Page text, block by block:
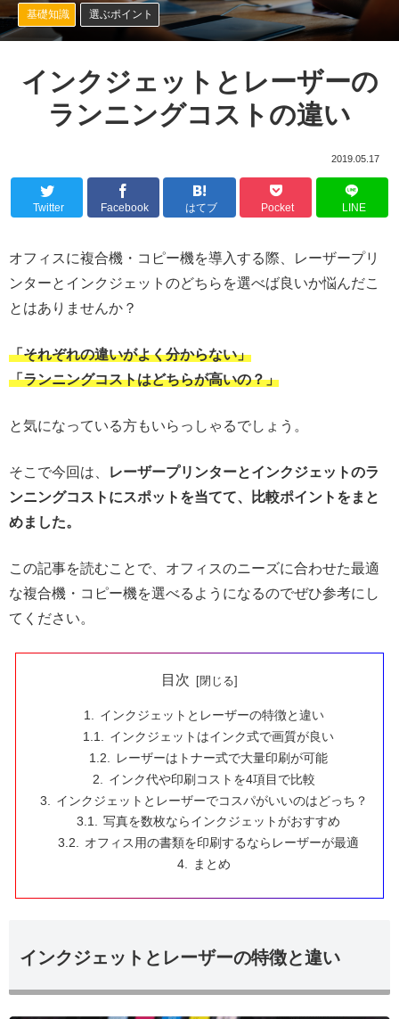
基礎知識 選ぶポイント
インクジェットとレーザーの
ランニングコストの違い
2019.05.17
Twitter Facebook はてブ Pocket LINE
オフィスに複合機・コピー機を導入する際、レーザープリ
ンターとインクジェットのどちらを選べば良いか悩んだこ
とはありませんか？
「それぞれの違いがよく分からない」
「ランニングコストはどちらが高いの？」
と気になっている方もいらっしゃるでしょう。
そこで今回は、
レーザープリンターとインクジェットのラ
ンニングコストにスポットを当てて、比較ポイントをまと
めました。
この記事を読むことで、オフィスのニーズに合わせた最適
な複合機・コピー機を選べるようになるのでぜひ参考にし
てください。
目次
インクジェットとレーザーの特徴と違い
インクジェットはインク式で画質が良い
レーザーはトナー式で大量印刷が可能
インク代や印刷コストを4項目で比較
インクジェットとレーザーでコスパがいいのはどっち？
写真を数枚ならインクジェットがおすすめ
オフィス用の書類を印刷するならレーザーが最適
まとめ
インクジェットとレーザーの特徴と違い